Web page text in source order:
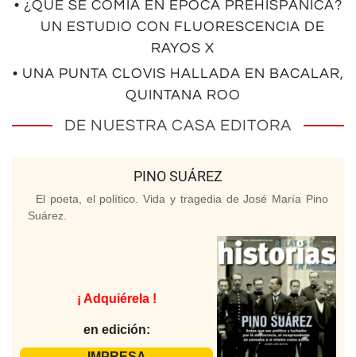
• ¿QUÉ SE COMÍA EN ÉPOCA PREHISPÁNICA?
UN ESTUDIO CON FLUORESCENCIA DE
RAYOS X
• UNA PUNTA CLOVIS HALLADA EN BACALAR,
QUINTANA ROO
DE NUESTRA CASA EDITORA
PINO SUÁREZ
El poeta, el político. Vida y tragedia de José María Pino
Suárez.
¡ Adquiérela !
en edición: